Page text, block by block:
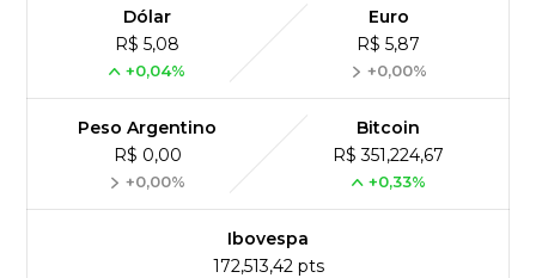
Dólar
R$ 5,08
+0,04%
Euro
R$ 5,87
+0,00%
Peso Argentino
R$ 0,00
+0,00%
Bitcoin
R$ 351,224,67
+0,33%
Ibovespa
172,513,42 pts